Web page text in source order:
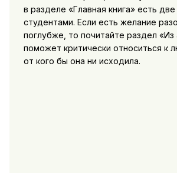
в разделе «Главная книга» есть
студентами. Если есть желание
поглубже, то почитайте раздел «Из
поможет критически относиться к
от кого бы она ни исходила.